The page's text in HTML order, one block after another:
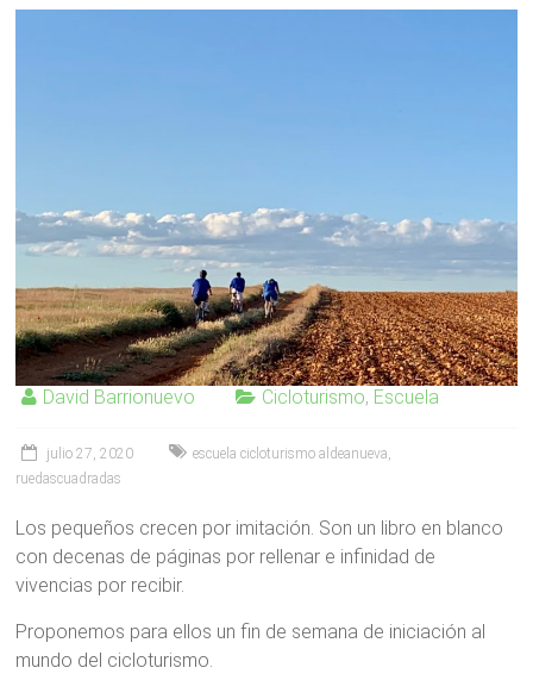
David Barrionuevo Cicloturismo, Escuela
julio 27, 2020 escuela cicloturismo aldeanueva,
ruedascuadradas
Los pequeños crecen por imitación. Son un libro en blanco
con decenas de páginas por rellenar e infinidad de
vivencias por recibir.
Proponemos para ellos un fin de semana de iniciación al
mundo del cicloturismo.